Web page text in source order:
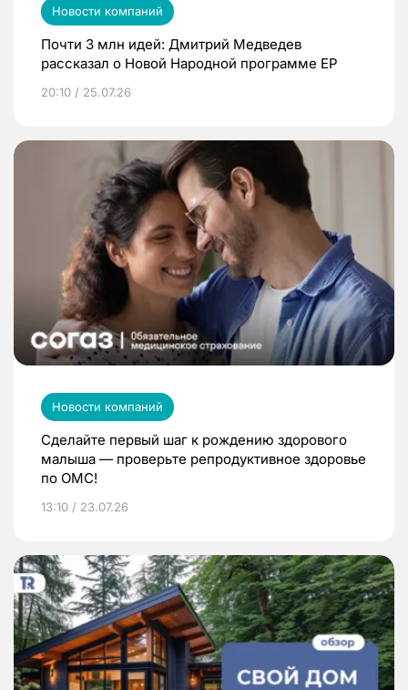
Новости компаний
Почти 3 млн идей: Дмитрий Медведев
рассказал о Новой Народной программе ЕР
20:10 / 25.07.26
Новости компаний
Сделайте первый шаг к рождению здорового
малыша — проверьте репродуктивное здоровье
по ОМС!
13:10 / 23.07.26